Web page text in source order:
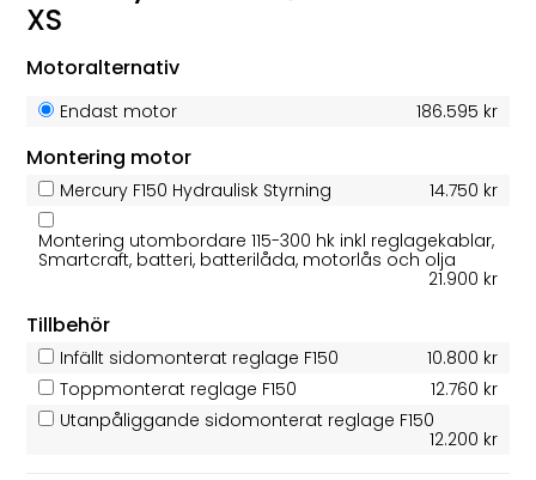
XS
Motoralternativ
Endast motor 186.595 kr
Montering motor
Mercury F150 Hydraulisk Styrning 14.750 kr
Montering utombordare 115-300 hk inkl reglagekablar,
Smartcraft, batteri, batterilåda, motorlås och olja
21.900 kr
Tillbehör
Infällt sidomonterat reglage F150
10.800 kr
Toppmonterat reglage F150
12.760 kr
Utanpåliggande sidomonterat reglage F150
12.200 kr